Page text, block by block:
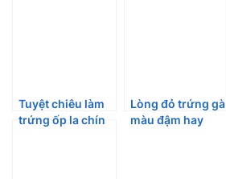
Tuyệt chiêu làm
trứng ốp la chín
Lòng đỏ trứng gà
màu đậm hay